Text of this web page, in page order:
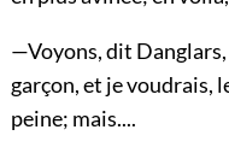
—Voyons, dit
garçon, et je voudrais,
peine; mais....